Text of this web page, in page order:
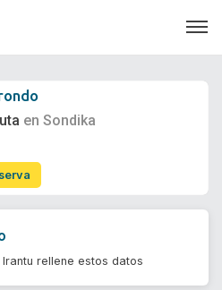
un doctor?
en Sondika
rellene estos datos